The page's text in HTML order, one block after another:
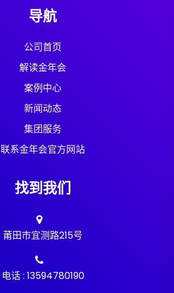
导航
公司首页
解读金年会
案例中心
新闻动态
集团服务
联系金年会官方网站
找到我们
莆田市宜测路215号
电话 : 13594780190